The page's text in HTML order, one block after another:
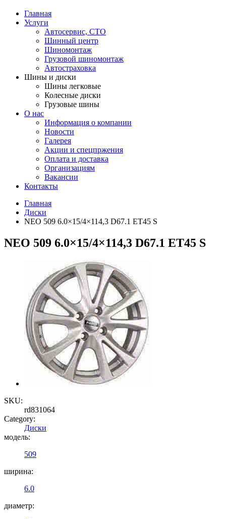
Главная
Услуги
Автосервис, СТО
Шинный центр
Шиномонтаж
Грузовой шиномонтаж
Автостраховка
Шины и диски
Шины легковые
Колесные диски
Грузовые шины
О нас
Информация о компании
Новости
Галерея
Акции и спецпржения
Оплата и доставка
Организациям
Вакансии
Контакты
Главная
Диски
NEO 509 6.0×15/4×114,3 D67.1 ET45 S
NEO 509 6.0×15/4×114,3 D67.1 ET45 S
SKU:
rd831064
Category:
Диски
модель:
509
ширина:
6.0
диаметр: